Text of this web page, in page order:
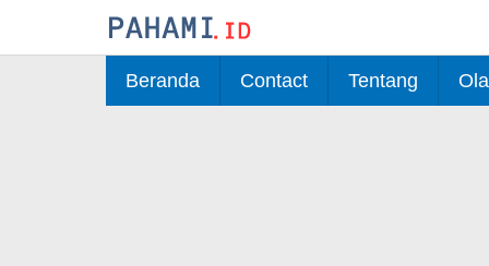
Beranda Contact Tentang